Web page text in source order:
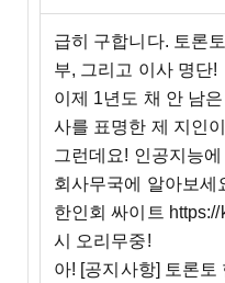
급히 구합니다. 토론
부, 그리고 이사 명단!
이제 1년도 채 안 남
사를 표명한 제 지인
그런데요! 인공지능
회사무국에 알아보세
한인회 싸이트
시 오리무중!
아! [공지사항] 토론토